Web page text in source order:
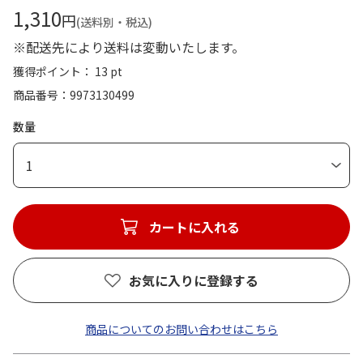
1,310円(送料別・税込)
※配送先により送料は変動いたします。
獲得ポイント： 13 pt
商品番号
9973130499
数量
1
カートに入れる
お気に入りに登録する
商品についてのお問い合わせはこちら